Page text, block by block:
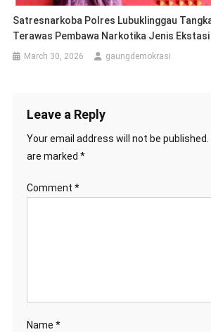
Satresnarkoba Polres Lubuklinggau
Terawas Pembawa Narkotika Jenis Ekstasi
March 30, 2026 gaungdemokrasi
Leave a Reply
Your email address will not be published.
are marked *
Comment *
Name *